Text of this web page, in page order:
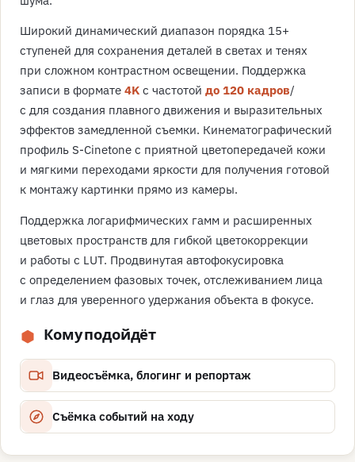
Широкий динамический диапазон порядка 15+
ступеней для сохранения деталей в светах и тенях
при сложном контрастном освещении. Поддержка
записи в формате 4K с частотой до 120 кадров/
с для создания плавного движения и выразительных
эффектов замедленной съемки. Кинематографический
профиль S-Cinetone с приятной цветопередачей кожи
и мягкими переходами яркости для получения готовой
к монтажу картинки прямо из камеры.
Поддержка логарифмических гамм и расширенных
цветовых пространств для гибкой цветокоррекции
и работы с LUT. Продвинутая автофокусировка
с определением фазовых точек, отслеживанием лица
и глаз для уверенного удержания объекта в фокусе.
Кому подойдёт
Видеосъёмка, блогинг и репортаж
Съёмка событий на ходу